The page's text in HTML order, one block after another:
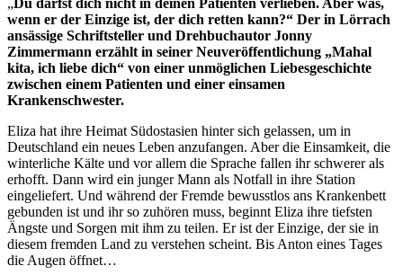
„Du darfst dich nicht in deinen Patienten verlieben. Aber was,
wenn er der Einzige ist, der dich retten kann?“ Der in Lörrach
ansässige Schriftsteller und Drehbuchautor Jonny
Zimmermann erzählt in seiner Neuveröffentlichung „Mahal
kita, ich liebe dich“ von einer unmöglichen Liebesgeschichte
zwischen einem Patienten und einer einsamen
Krankenschwester.
Eliza hat ihre Heimat Südostasien hinter sich gelassen, um in
Deutschland ein neues Leben anzufangen. Aber die Einsamkeit, die
winterliche Kälte und vor allem die Sprache fallen ihr schwerer als
erhofft. Dann wird ein junger Mann als Notfall in ihre Station
eingeliefert. Und während der Fremde bewusstlos ans Krankenbett
gebunden ist und ihr so zuhören muss, beginnt Eliza ihre tiefsten
Ängste und Sorgen mit ihm zu teilen. Er ist der Einzige, der sie in
diesem fremden Land zu verstehen scheint. Bis Anton eines Tages
die Augen öffnet…